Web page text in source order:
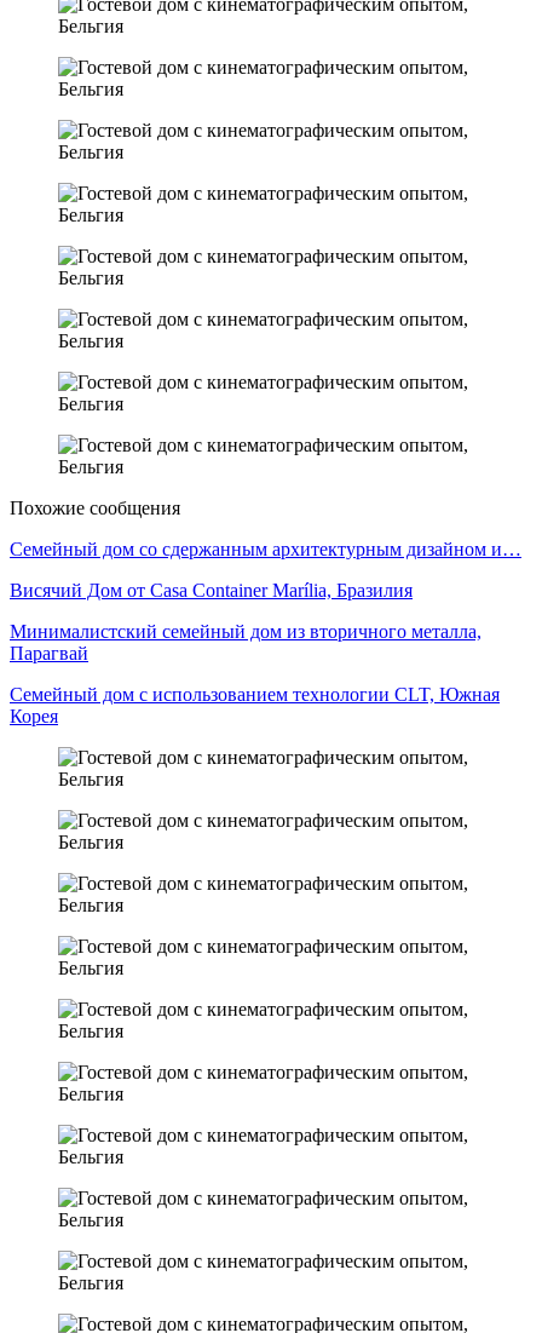
Похожие сообщения
Семейный дом со сдержанным архитектурным дизайном и…
Висячий Дом от Casa Container Marília, Бразилия
Минималистский семейный дом из вторичного металла,
Парагвай
Семейный дом с использованием технологии CLT, Южная
Корея